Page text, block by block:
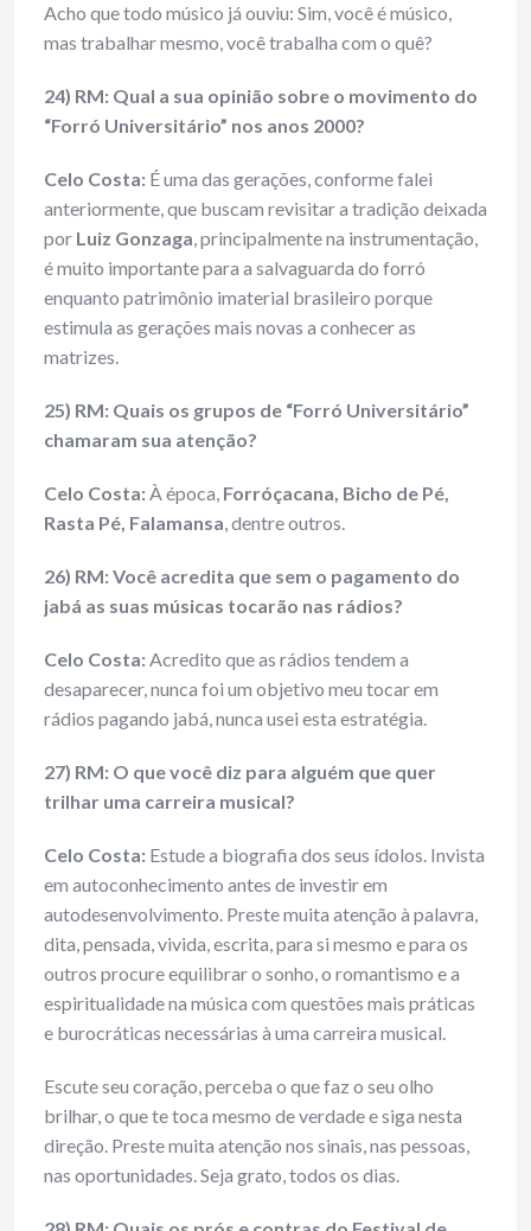
Acho que todo músico já ouviu: Sim, você é músico,
mas trabalhar mesmo, você trabalha com o quê?
24) RM: Qual a sua opinião sobre o movimento do
“Forró Universitário” nos anos 2000?
Celo Costa: É uma das gerações, conforme falei
anteriormente, que buscam revisitar a tradição deixada
por Luiz Gonzaga, principalmente na instrumentação,
é muito importante para a salvaguarda do forró
enquanto patrimônio imaterial brasileiro porque
estimula as gerações mais novas a conhecer as
matrizes.
25) RM: Quais os grupos de “Forró Universitário”
chamaram sua atenção?
Celo Costa:À época, Forróçacana, Bicho de Pé,
Rasta Pé, Falamansa, dentre outros.
26) RM: Você acredita que sem o pagamento do
jabá as suas músicas tocarão nas rádios?
Celo Costa:Acredito que as rádios tendem a
desaparecer, nunca foi um objetivo meu tocar em
rádios pagando jabá, nunca usei esta estratégia.
27) RM: O que você diz para alguém que quer
trilhar uma carreira musical?
Celo Costa: Estude a biografia dos seus ídolos. Invista
em autoconhecimento antes de investir em
autodesenvolvimento. Preste muita atenção à palavra,
dita, pensada, vivida, escrita, para si mesmo e para os
outros procure equilibrar o sonho, o romantismo e a
espiritualidade na música com questões mais práticas
e burocráticas necessárias à uma carreira musical.
Escute seu coração, perceba o que faz o seu olho
brilhar, o que te toca mesmo de verdade e siga nesta
direção. Preste muita atenção nos sinais, nas pessoas,
nas oportunidades. Seja grato, todos os dias.